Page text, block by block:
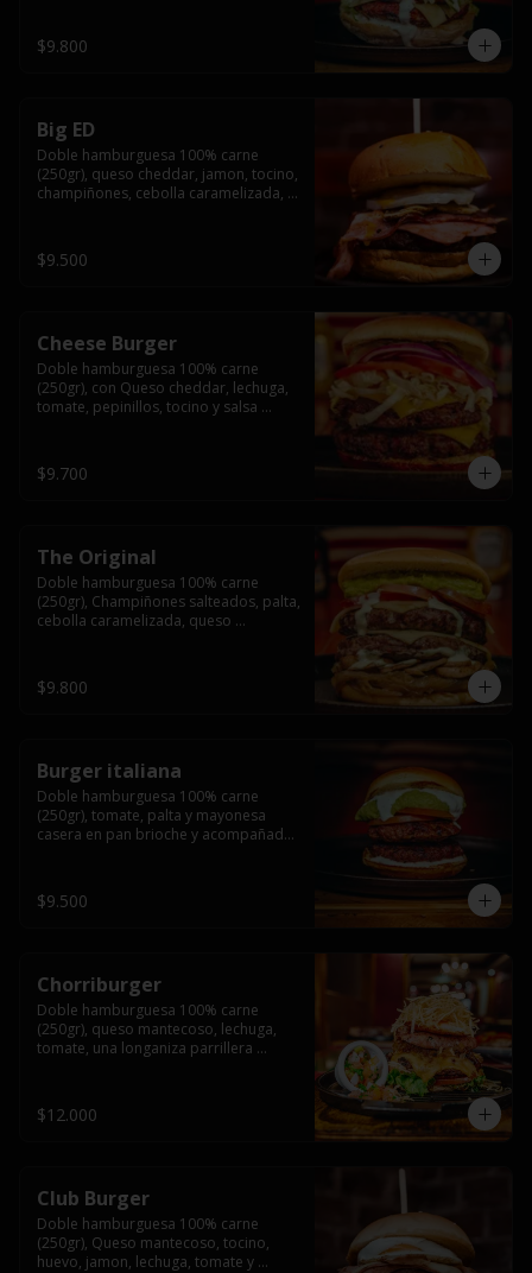
$9.800
Big ED
Doble hamburguesa 100% carne
(250gr), queso cheddar, jamon, tocino,
champiñones, cebolla caramelizada,
$9.500
Cheese Burger
Doble hamburguesa 100% carne
(250gr), con Queso cheddar, lechuga,
tomate, pepinillos, tocino y salsa
$9.700
The Original
Doble hamburguesa 100% carne
(250gr), Champiñones salteados, palta,
cebolla caramelizada, queso
fritas.
$9.800
Burger italiana
Doble hamburguesa 100% carne
(250gr), tomate, palta y mayonesa
casera en pan brioche y acompañado
$9.500
Chorriburger
Doble hamburguesa 100% carne
(250gr), queso mantecoso, lechuga,
tomate, una longaniza parrillera
papas fritas.
$12.000
Club Burger
Doble hamburguesa 100% carne
(250gr), Queso mantecoso, tocino,
huevo, jamon, lechuga, tomate y